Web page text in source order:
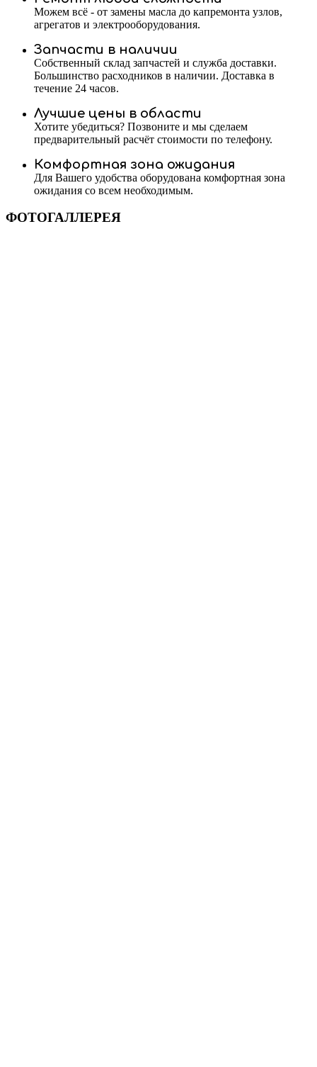
Можем всё - от замены масла до капремонта узлов,
агрегатов и электрооборудования.
Запчасти в наличии
Собственный склад запчастей и служба доставки.
Большинство расходников в наличии. Доставка в
течение 24 часов.
Лучшие цены в области
Хотите убедиться? Позвоните и мы сделаем
предварительный расчёт стоимости по телефону.
Комфортная зона ожидания
Для Вашего удобства оборудована комфортная зона
ожидания со всем необходимым.
ФОТОГАЛЛЕРЕЯ